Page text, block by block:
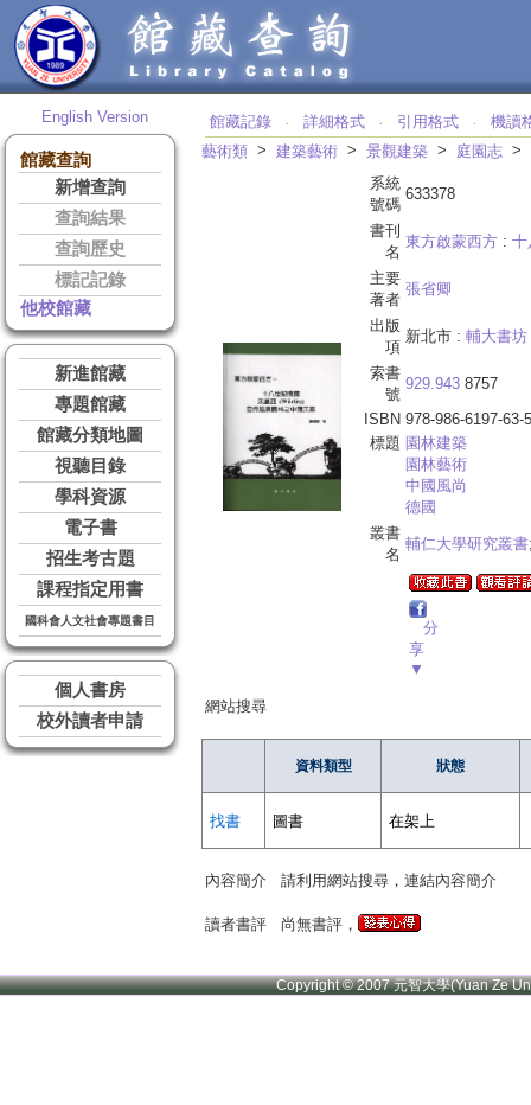
English Version
館藏查詢
新增查詢
查詢結果
查詢歷史
標記記錄
他校館藏
新進館藏
專題館藏
館藏分類地圖
視聽目錄
學科資源
電子書
招生考古題
課程指定用書
國科會人文社會專題書目
個人書房
校外讀者申請
館藏記錄 ‧ 詳細格式 ‧ 引用格式 ‧
機讀
藝術類 > 建築藝術 > 景觀建築 > 庭園志 >
系統
號碼
633378
書刊
名
東方啟蒙西方 : 十
主要
著者
張省卿
出版
項
新北市 : 輔大書坊
索書
號
929.943 8757
ISBN 978-986-6197-63-5
標題 園林建築
園林藝術
中國風尚
德國
叢書
名
輔仁大學研究叢書
分
享
▼
網站搜尋
資料類型 狀態
找書 圖書 在架上
內容簡介 請利用網站搜尋，連結內容簡介
讀者書評 尚無書評，
Copyright © 2007 元智大學(Yuan Ze